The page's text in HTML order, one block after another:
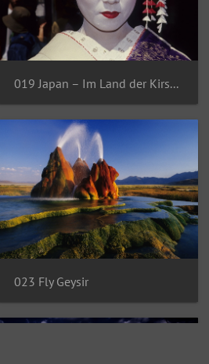
019 Japan – Im Land der Kirschblüte
023 Fly Geysir